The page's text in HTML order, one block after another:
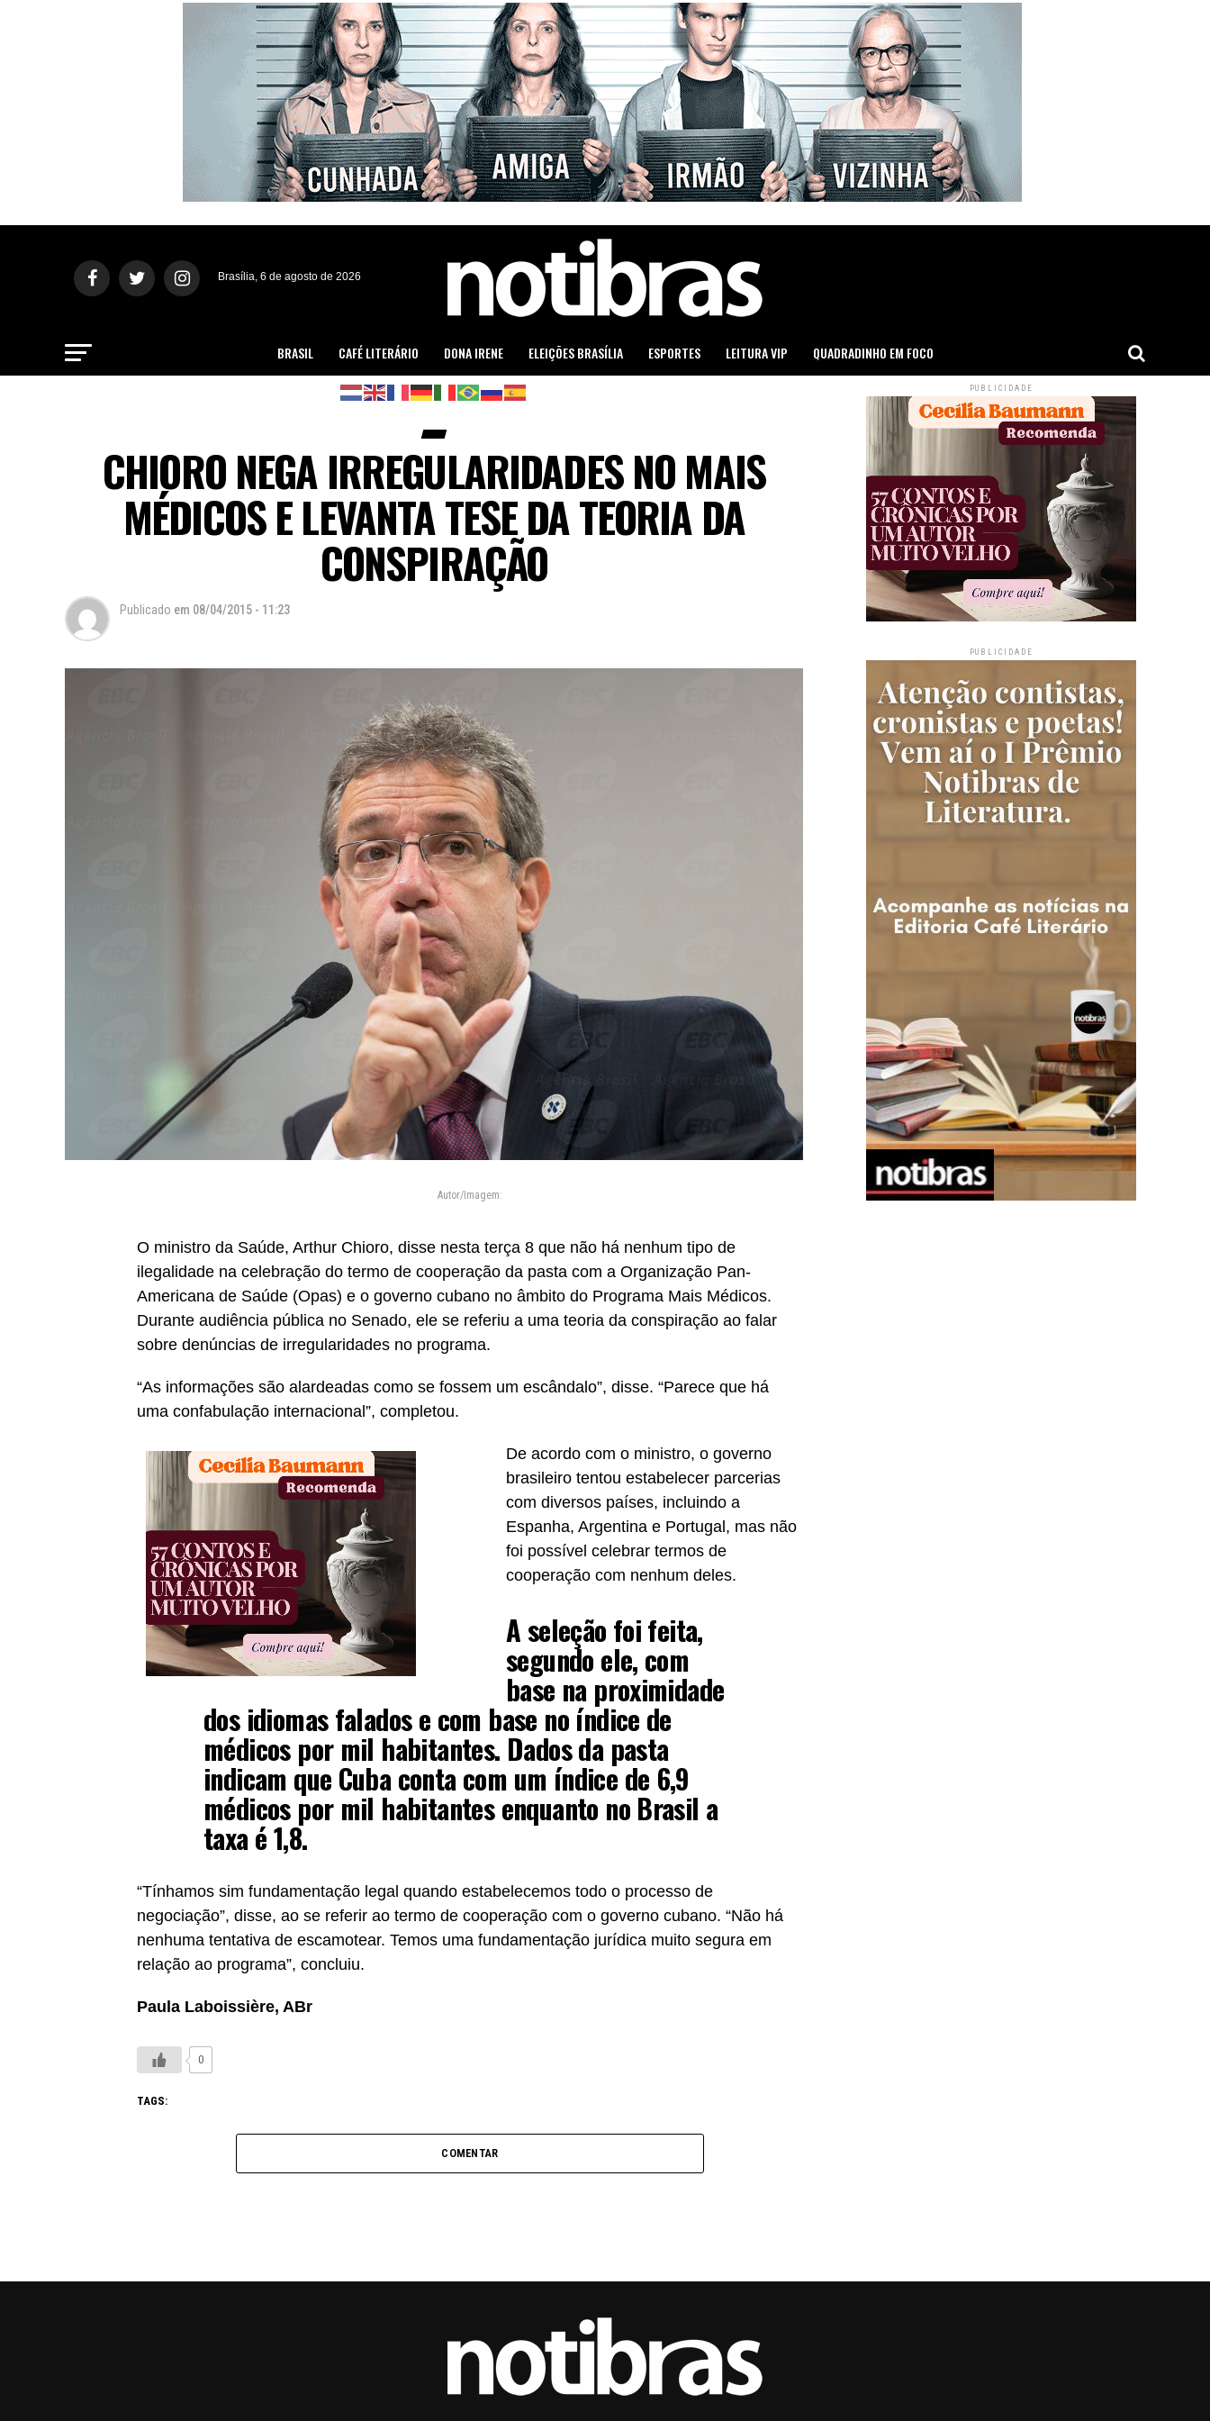
Brasília, 6 de agosto de 2026
BRASIL CAFÉ LITERÁRIO DONA IRENE ELEIÇÕES BRASÍLIA ESPORTES LEITURA VIP QUADRADINHO EM FOCO
CHIORO NEGA IRREGULARIDADES NO MAIS
MÉDICOS E LEVANTA TESE DA TEORIA DA
CONSPIRAÇÃO
Publicado em 08/04/2015 - 11:23
Autor/Imagem:
O ministro da Saúde, Arthur Chioro, disse nesta terça 8 que não há nenhum tipo de
ilegalidade na celebração do termo de cooperação da pasta com a Organização Pan-
Americana de Saúde (Opas) e o governo cubano no âmbito do Programa Mais Médicos.
Durante audiência pública no Senado, ele se referiu a uma teoria da conspiração ao falar
sobre denúncias de irregularidades no programa.
“As informações são alardeadas como se fossem um escândalo”, disse. “Parece que há
uma confabulação internacional”, completou.
De acordo com o ministro, o governo
brasileiro tentou estabelecer parcerias
com diversos países, incluindo a
Espanha, Argentina e Portugal, mas não
foi possível celebrar termos de
cooperação com nenhum deles.
A seleção foi feita,
segundo ele, com
base na proximidade
dos idiomas falados e com base no índice de
médicos por mil habitantes. Dados da pasta
indicam que Cuba conta com um índice de 6,9
médicos por mil habitantes enquanto no Brasil a
taxa é 1,8.
“Tínhamos sim fundamentação legal quando estabelecemos todo o processo de
negociação”, disse, ao se referir ao termo de cooperação com o governo cubano. “Não há
nenhuma tentativa de escamotear. Temos uma fundamentação jurídica muito segura em
relação ao programa”, concluiu.
Paula Laboissière, ABr
0
TAGS:
COMENTAR
PUBLICIDADE
PUBLICIDADE